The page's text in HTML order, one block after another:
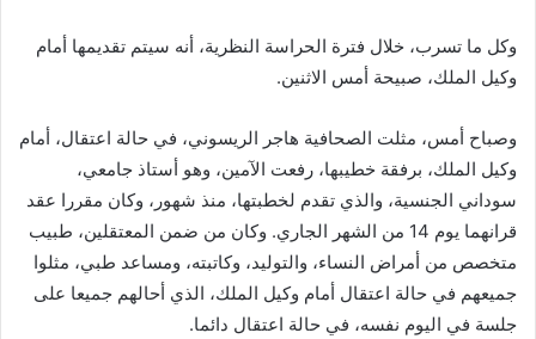
وكل ما تسرب، خلال فترة الحراسة النظرية، أنه سيتم تقديمها أمام
وكيل الملك، صبيحة أمس الاثنين.
وصباح أمس، مثلت الصحافية هاجر الريسوني، في حالة اعتقال، أمام
وكيل الملك، برفقة خطيبها، رفعت الآمين، وهو أستاذ جامعي،
سوداني الجنسية، والذي تقدم لخطبتها، منذ شهور، وكان مقررا عقد
قرانهما يوم 14 من الشهر الجاري. وكان من ضمن المعتقلين، طبيب
متخصص من أمراض النساء، والتوليد، وكاتبته، ومساعد طبي، مثلوا
جميعهم في حالة اعتقال أمام وكيل الملك، الذي أحالهم جميعا على
جلسة في اليوم نفسه، في حالة اعتقال دائما.